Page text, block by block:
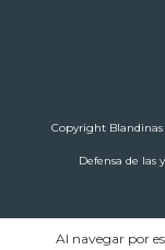
Al navegar por
Copyright Blandinas
Defensa de las